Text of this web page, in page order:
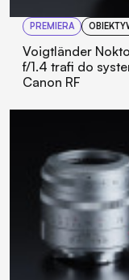
PREMIERA
Voigtländer
f/1.4 trafi do
Canon RF